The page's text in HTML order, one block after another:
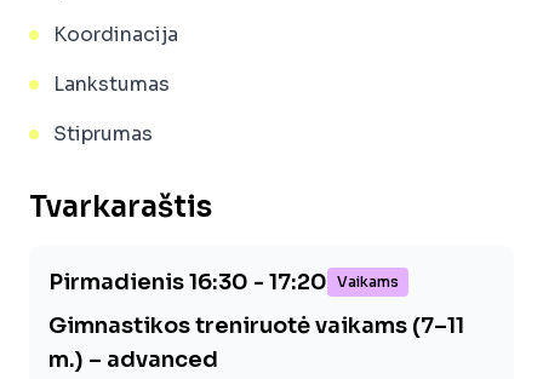
Koordinacija
Lankstumas
Stiprumas
Tvarkaraštis
Pirmadienis 16:30 - 17:20 Vaikams
Gimnastikos treniruotė vaikams (7–11
m.) – advanced